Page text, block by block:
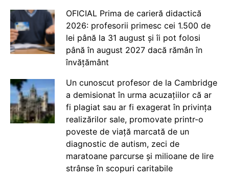
OFICIAL Prima de carieră didactică
2026: profesorii primesc cei 1.500 de
lei până la 31 august și îi pot folosi
până în august 2027 dacă rămân în
învățământ
Un cunoscut profesor de la Cambridge
a demisionat în urma acuzațiilor că ar
fi plagiat sau ar fi exagerat în privința
realizărilor sale, promovate printr-o
poveste de viață marcată de un
diagnostic de autism, zeci de
maratoane parcurse și milioane de lire
strânse în scopuri caritabile